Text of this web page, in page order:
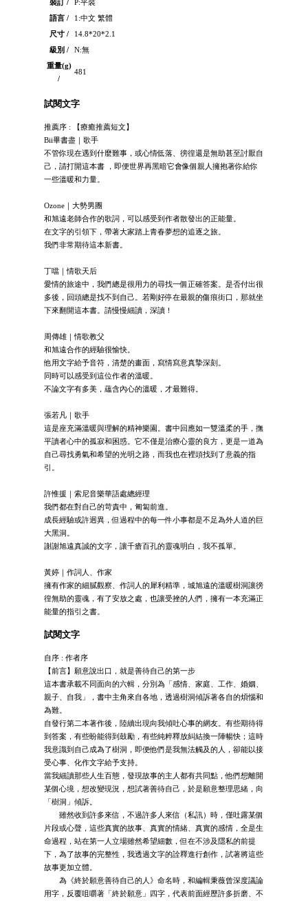
裝訂 /
P:平裝
語言 /
1:中文 繁體
尺寸 /
14.8*20*2.1
級別 /
N:無
重量(g)
/
481
試閱文字
推薦序 : 【療癒推薦短文】
Bii畢書盡｜歌手
不管你現在遇到什麼難事，或心情低落、徬徨還是無助甚至討厭自
己，請打開這本書 ，即便世界再黑暗它會像個親人擁抱著你給你
一些溫暖和力量。
Ozone｜大勢男團
和旭遠老師合作的歌詞，可以感受到作者散發出的正能量。
在文字的引領下，帶著大家踏上青春夢想的追逐之旅。
我們非常期待這本新書。
丁噹｜情歌天后
愛情的旅途中，我們總是很用力的尋找一個正確答案。是否付出很
多後，回頭總是找不到自己。若剛好停在最親的傷痕街口，那就坐
下來翻開這本書。請慢慢細讀，深讀！
周傳雄｜情歌教父
和旭遠合作的經驗很愉快。
他用文字給予音符，清楚的畫面，寫情寫意真摯深刻。
同時可以感受到這位作者的溫暖。
不論文字有多美，蘊含內心的溫暖，才最難得。
張若凡｜歌手
這是座充滿溫暖與理解的精神樂園。書中回應如一雙溫柔的手，撫
平讀者心中的孤寂和困惑。它不僅是治療心靈的良方，更是一道為
自己尋找勇氣和希望的光明之路，而我也在裡頭找到了意義的指
引。
許惟援｜索尼音樂華語處總經理
我們都在對自己的苛責中，匍匐前進。
成長經驗或許迥異，但過程中的每一件小事都是不足為外人道的巨
大黑洞。
謝謝旭遠真誠的文字，讓千瘡百孔的靈魂明白，我不孤單。
黃婷｜作詞人、作家
擁有作家的細膩觀察、作詞人的犀利精準，城旭遠的溫暖樹洞讓徬
徨無助的靈魂，有了安放之處，也讓受挫的人們，擁有一本充滿正
能量的指引之書。
試閱文字
自序 : 作者序
【前言】願意說出口，就是善待自己的第一步
這本書承載不同面向的六輯，分別為「感情、家庭、工作、婚姻、
親子、自我」，書中主角來自各地，透過樹洞傾訴著各自的煩惱和
為難。
自發行第二本著作後，陸續出現向我傾吐心事的網友。有些期待得
到答案，有些盼能得到鼓勵，有些純粹釋放糾結換一陣暢快；這時
我意識到自己成為了樹洞，即便他們是我無法觸及的人，卻能以接
受心事、化作文字給予支持。
當我細讀那些人生百態，發現故事的主人都有共同點，他們想離開
某個心境，想改變現況，想試著善待自己，於是願意整理思緒，向
「樹洞」傾訴。
雖然收到許多來信，不過許多人來信（私訊）時，僅吐露某個
片段或心聲，這些真實的故事、真實的情緒、真實的感情，全是生
命過程，站在第一人立場雖然希望細數，但在不涉及隱私的前提
下，為了故事的完整性，我透過文字的詮釋進行創作，試著將這些
故事更加立體。
為《終於願意善待自己的人》命名時，和編輯秉薇曾深度議論
用字，反覆咀嚼著「終於願意」四字，代表前面經歷許多折磨、不